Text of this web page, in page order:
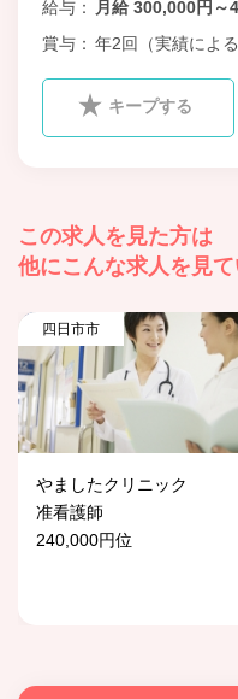
給与
月給 300,000円～
賞与
年2回（実績による
キープする
この求人を見た方は
他にこんな求人を見
四日市市
やましたクリニック
准看護師
240,000円位